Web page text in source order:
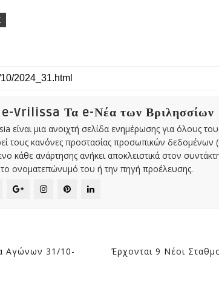
Vrilissa Τα e-Νέα των Βριλησσίων
είναι μια ανοιχτή σελίδα ενημέρωσης για όλους
τους κανόνες προστασίας προσωπικών δεδομένων
κάθε ανάρτησης ανήκει αποκλειστικά στον
ονοματεπώνυμό του ή την πηγή προέλευσης.
Αγώνων 31/10-
Έρχονται 9 Νέοι